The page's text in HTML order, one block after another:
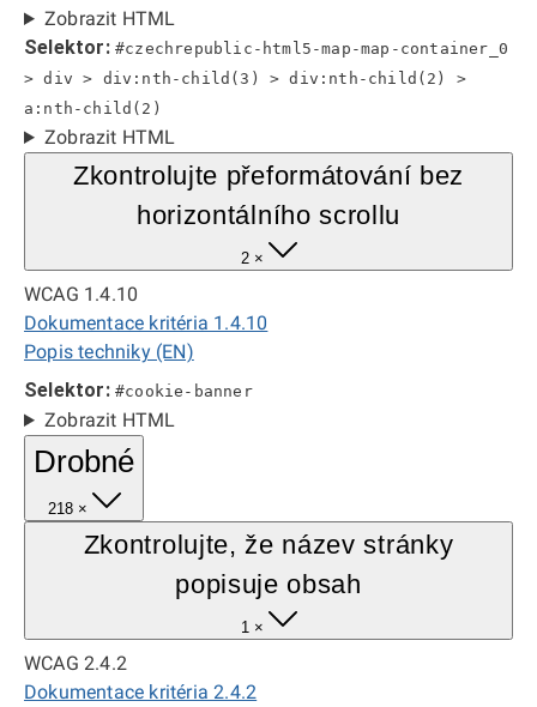
Zobrazit HTML
Selektor: #czechrepublic-html5-map-map-container_0
> div > div:nth-child(3) > div:nth-child(2) >
a:nth-child(2)
Zobrazit HTML
Zkontrolujte přeformátování bez
horizontálního scrollu
2 ×
WCAG 1.4.10
Dokumentace kritéria 1.4.10
Popis techniky (EN)
Selektor: #cookie-banner
Zobrazit HTML
Drobné
218 ×
Zkontrolujte, že název stránky
popisuje obsah
1 ×
WCAG 2.4.2
Dokumentace kritéria 2.4.2